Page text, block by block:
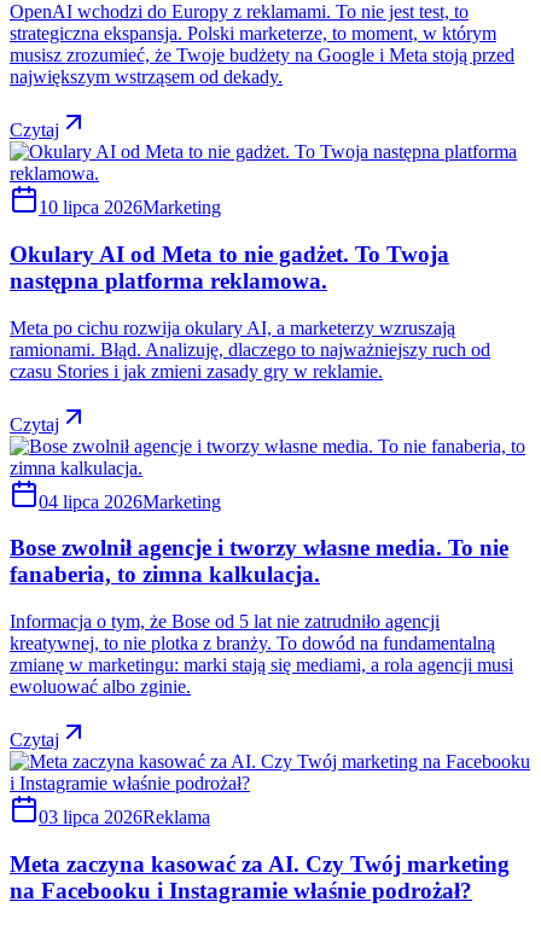
OpenAI wchodzi do Europy z reklamami. To nie jest test, to
strategiczna ekspansja. Polski marketerze, to moment, w którym
musisz zrozumieć, że Twoje budżety na Google i Meta stoją przed
największym wstrząsem od dekady.
Czytaj
10 lipca 2026Marketing
Okulary AI od Meta to nie gadżet. To Twoja
następna platforma reklamowa.
Meta po cichu rozwija okulary AI, a marketerzy wzruszają
ramionami. Błąd. Analizuję, dlaczego to najważniejszy ruch od
czasu Stories i jak zmieni zasady gry w reklamie.
Czytaj
04 lipca 2026Marketing
Bose zwolnił agencje i tworzy własne media. To nie
fanaberia, to zimna kalkulacja.
Informacja o tym, że Bose od 5 lat nie zatrudniło agencji
kreatywnej, to nie plotka z branży. To dowód na fundamentalną
zmianę w marketingu: marki stają się mediami, a rola agencji musi
ewoluować albo zginie.
Czytaj
03 lipca 2026Reklama
Meta zaczyna kasować za AI. Czy Twój marketing
na Facebooku i Instagramie właśnie podrożał?